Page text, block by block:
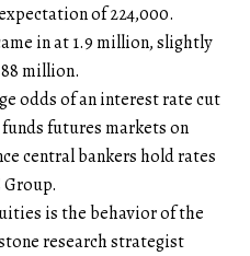
of 224,000.
in at 1.9 million, slightly
million.
odds of an interest rate cut
futures markets on
central bankers hold rates
Group.
is the behavior of the
research strategist